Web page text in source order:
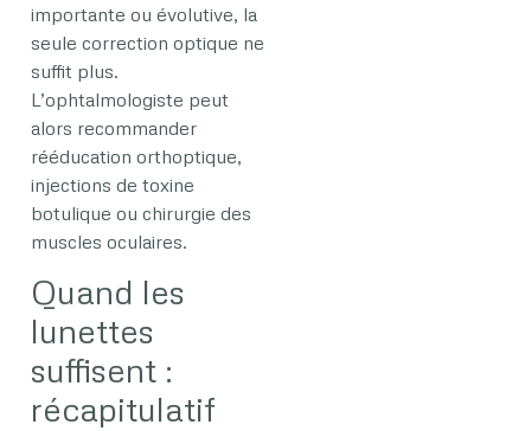
importante ou évolutive, la
seule correction optique ne
suffit plus.
L’ophtalmologiste peut
alors recommander
rééducation orthoptique,
injections de toxine
botulique ou chirurgie des
muscles oculaires.
Quand les
lunettes
suffisent :
récapitulatif